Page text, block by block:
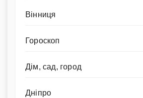
Вінниця
Гороскоп
Дім, сад, город
Дніпро